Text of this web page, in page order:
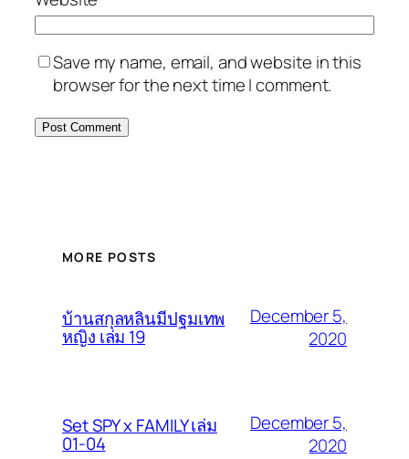
Save my name, email, and website in this
browser for the next time I comment.
MORE POSTS
บ้านสกุลหลินมีปฐมเทพ
หญิง เล่ม 19
December 5,
2020
Set SPY x FAMILY เล่ม
01-04
December 5,
2020